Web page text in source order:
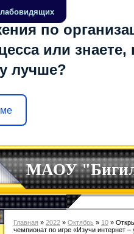
по
или знаете,
лучше?
МАОУ
Главная » 2022 » Октябрь » 10 »
чемпионат по игре «Изучи интернет